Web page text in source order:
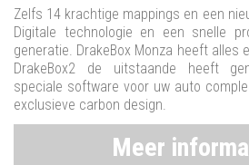
Zelfs 14 krachtige mappings en een
Digitale technologie en een snelle
generatie. DrakeBox Monza heeft alles
DrakeBox2 de uitstaande heeft
speciale software voor uw auto
exclusieve carbon design.
Meer